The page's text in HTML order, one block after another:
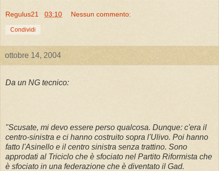
Regulus21 03:10 Nessun commento:
Condividi
ottobre 14, 2004
Da un NG tecnico:
"Scusate, mi devo essere perso qualcosa. Dunque: c'era il
centro-sinistra e ci hanno costruito sopra l'Ulivo. Poi hanno
fatto l'Asinello e il centro sinistra senza trattino. Sono
approdati al Triciclo che è sfociato nel Partito Riformista che
è sfociato in una federazione che è diventato il Gad.